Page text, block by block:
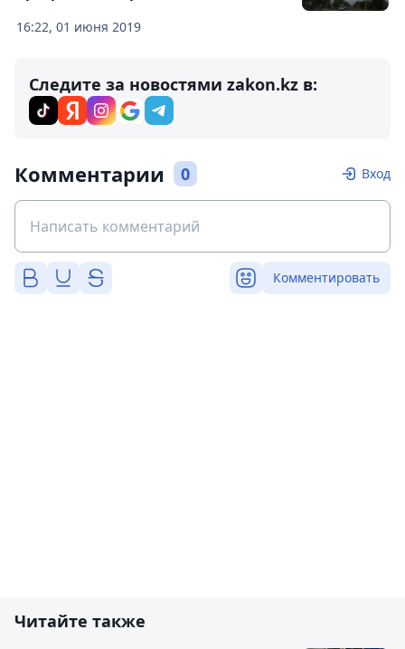
16:22, 01 июня 2019
Следите за новостями zakon.kz в:
Комментарии 0 Вход
Комментировать
Читайте также